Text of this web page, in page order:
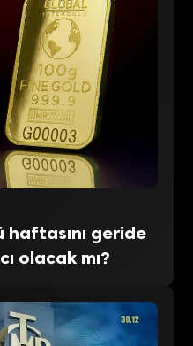
haftasını geride
olacak mı?